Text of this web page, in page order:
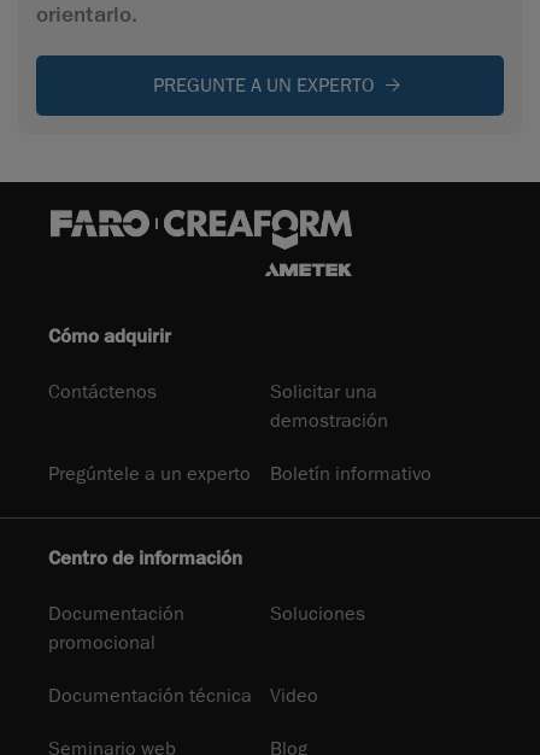
orientarlo.
PREGUNTE A UN EXPERTO
Cómo adquirir
Contáctenos
Solicitar una
demostración
Pregúntele a un experto Boletín informativo
Centro de información
Documentación
promocional
Soluciones
Documentación técnica Video
Seminario web Blog